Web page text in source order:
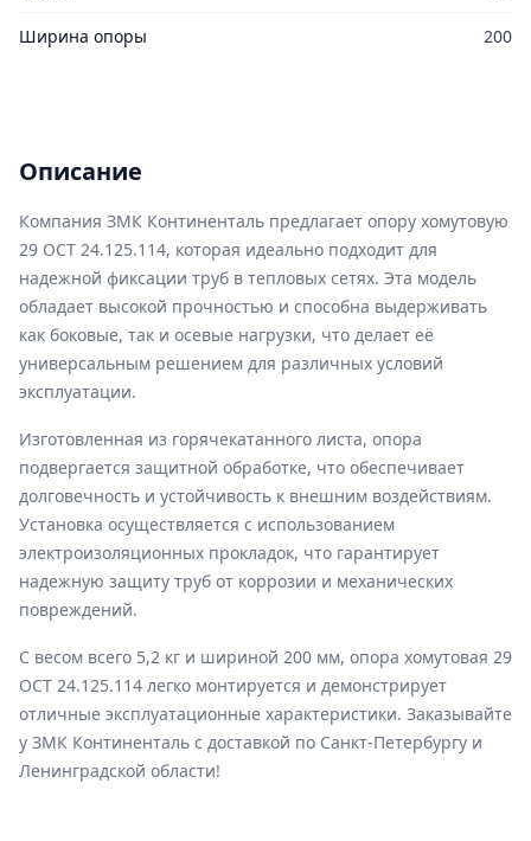
Ширина опоры 200
Описание
Компания ЗМК Континенталь предлагает опору хомутовую
29 ОСТ 24.125.114, которая идеально подходит для
надежной фиксации труб в тепловых сетях. Эта модель
обладает высокой прочностью и способна выдерживать
как боковые, так и осевые нагрузки, что делает её
универсальным решением для различных условий
эксплуатации.
Изготовленная из горячекатанного листа, опора
подвергается защитной обработке, что обеспечивает
долговечность и устойчивость к внешним воздействиям.
Установка осуществляется с использованием
электроизоляционных прокладок, что гарантирует
надежную защиту труб от коррозии и механических
повреждений.
С весом всего 5,2 кг и шириной 200 мм, опора хомутовая 29
ОСТ 24.125.114 легко монтируется и демонстрирует
отличные эксплуатационные характеристики. Заказывайте
у ЗМК Континенталь с доставкой по Санкт-Петербургу и
Ленинградской области!